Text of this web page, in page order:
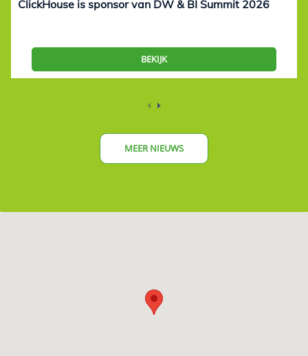
ClickHouse is sponsor van DW & BI Summit 2026
BEKIJK
MEER NIEUWS